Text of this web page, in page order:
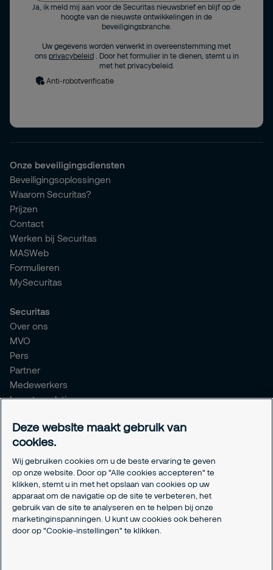
Ja, ik meld mij aan voor de Securitas nieuwsbrief en blijf op de
hoogte van de nieuwste ontwikkelingen in de
beveiligingsbranche.
Uw gegevens worden verwerkt in overeenstemming met
ons privacybeleid
. Door het formulier in te dienen, stemt u in
met het privacybeleid.
Anti-robotverificatie
Onze beveiligingsdiensten
Beveiligingsoplossingen
Waarom Securitas?
Prijzen
Contact
Werken bij Securitas
MASWeb
Formulieren
MySecuritas
Securitas
Over ons
MVO
Pers
Partner
Medewerkers
Investor relations
Certificeringen
Aanmeldformulieren installatiepartners
Juridisch
Privacyverklaring
Algemene voorwaarden
Responsible disclosure
Cookie-instellingen
Deze website maakt gebruik van
cookies.
Wij gebruiken cookies om u de beste ervaring te geven
op onze website. Door op "Alle cookies accepteren" te
klikken, stemt u in met het opslaan van cookies op uw
apparaat om de navigatie op de site te verbeteren, het
gebruik van de site te analyseren en te helpen bij onze
marketinginspanningen. U kunt uw cookies ook beheren
door op "Cookie-instellingen" te klikken.